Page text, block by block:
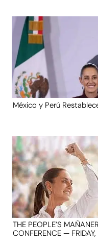
México y Perú
THE PEOPLE’S
CONFERENCE —